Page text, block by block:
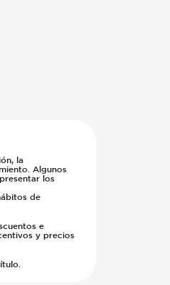
la
Algunos
los
de
e
y precios